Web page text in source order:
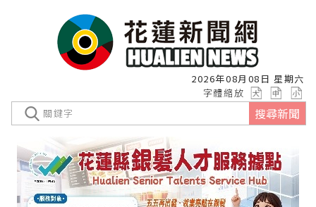
2026年08月08日 星期六
字體縮放
搜尋新聞